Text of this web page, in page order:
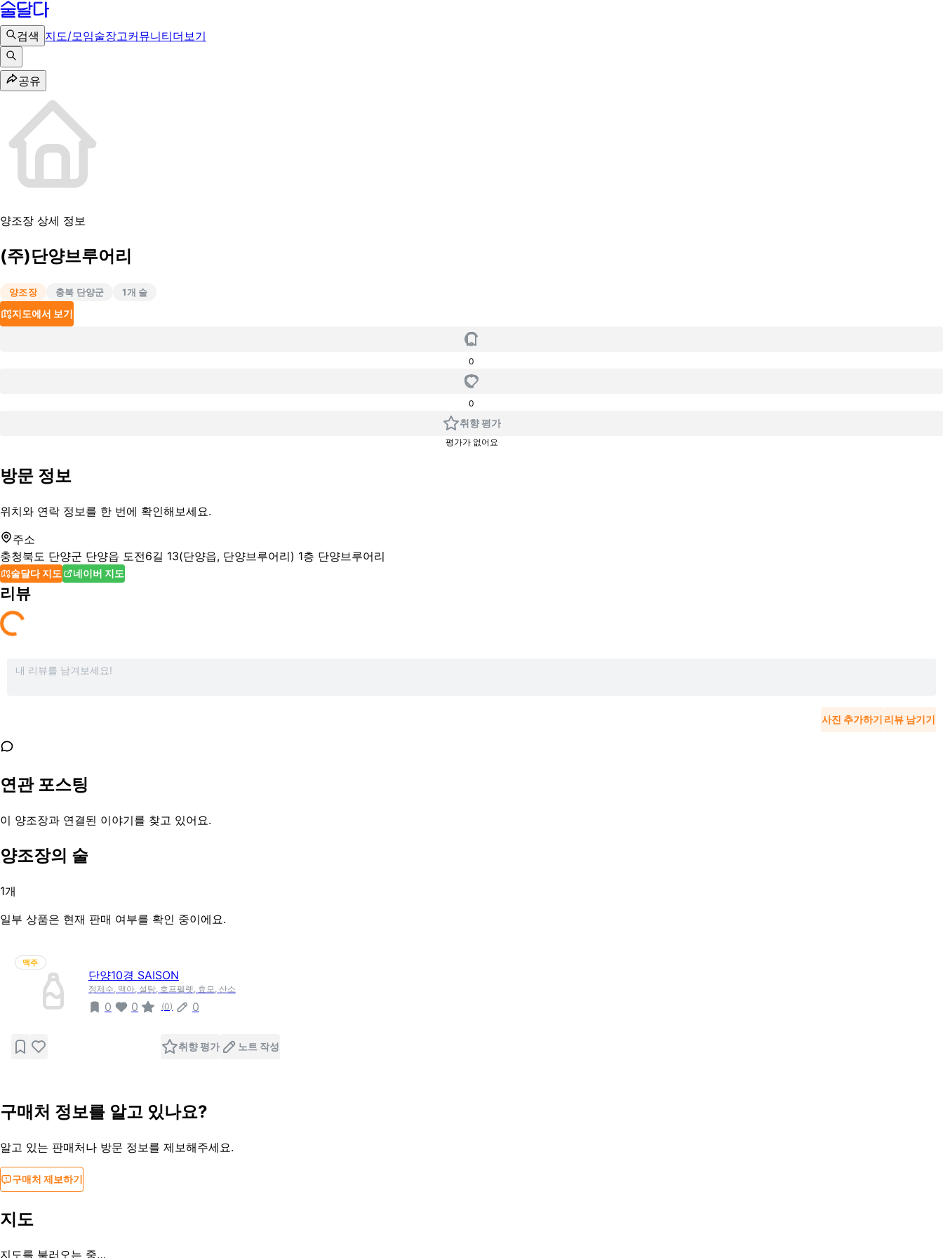
검색 지도/모임술장고커뮤니티더보기
공유
양조장 상세 정보
(주)단양브루어리
양조장 충북 단양군 1개 술
지도에서 보기
0
0
취향 평가
평가가 없어요
방문 정보
위치와 연락 정보를 한 번에 확인해보세요.
주소
충청북도 단양군 단양읍 도전6길 13(단양읍, 단양브루어리) 1층 단양브루어리
술달다 지도 네이버 지도
리뷰
사진 추가하기 리뷰 남기기
연관 포스팅
이 양조장과 연결된 이야기를 찾고 있어요.
양조장의 술
1개
일부 상품은 현재 판매 여부를 확인 중이에요.
맥주
단양10경 SAISON
정제수, 맥아, 설탕, 호프펠렛, 효모, 산소
0 0 (0) 0
취향 평가 노트 작성
구매처 정보를 알고 있나요?
알고 있는 판매처나 방문 정보를 제보해주세요.
구매처 제보하기
지도
지도를 불러오는 중…